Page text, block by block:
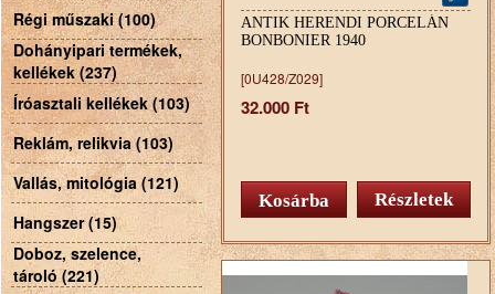
Régi műszaki (100)
Dohányipari termékek,
kellékek (237)
Íróasztali kellékek (103)
Reklám, relikvia (103)
Vallás, mitológia (121)
Hangszer (15)
Doboz, szelence,
tároló (221)
ANTIK HERENDI PORCELÁN
BONBONIER 1940
[0U428/Z029]
32.000 Ft
Részletek